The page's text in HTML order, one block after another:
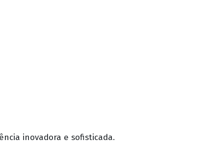
inovadora e sofisticada.